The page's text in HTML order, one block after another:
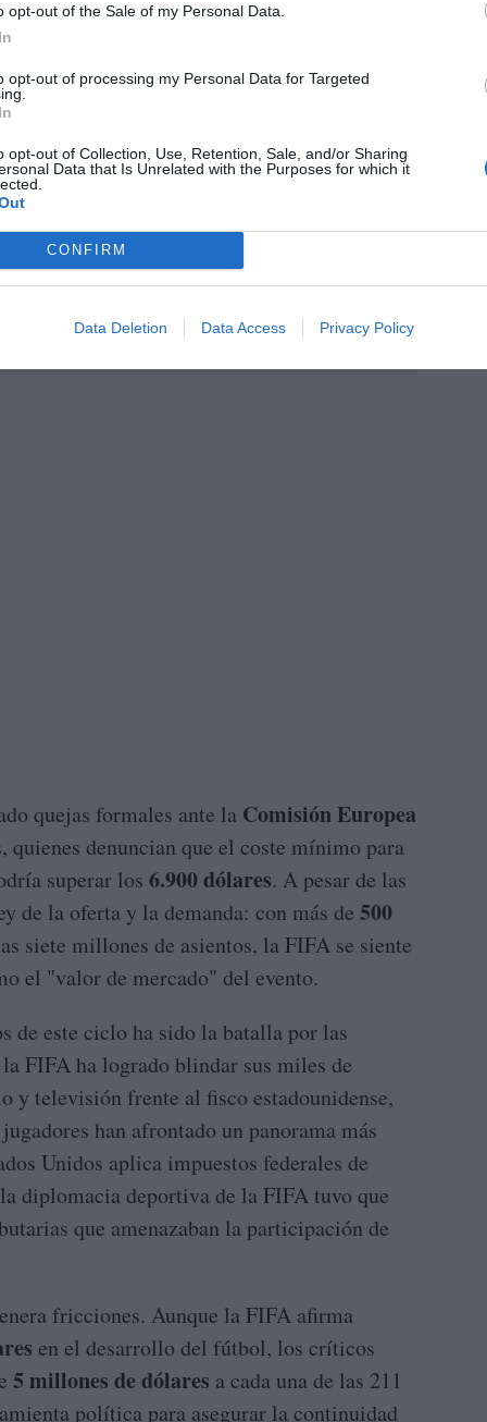
opt-out of the Sale of my Personal Data.
opt-out of processing my Personal Data for Targeted
opt-out of Collection, Use, Retention, Sale, and/or Sharing
Data that Is Unrelated with the Purposes for which it
CONFIRM
Data Deletion Data Access Privacy Policy
(rebautizado como New York New Jersey
los
quejas formales ante la Comisión Europea
quienes denuncian que el coste mínimo para
superar los 6.900 dólares. A pesar de las
de la oferta y la demanda: con más de 500
siete millones de asientos, la FIFA se siente
el "valor de mercado" del evento.
de este ciclo ha sido la batalla por las
FIFA ha logrado blindar sus miles de
y televisión frente al fisco estadounidense,
han afrontado un panorama más
Unidos aplica impuestos federales de
diplomacia deportiva de la FIFA tuvo que
que amenazaban la participación de
fricciones. Aunque la FIFA afirma
en el desarrollo del fútbol, los críticos
5 millones de dólares a cada una de las 211
política para asegurar la continuidad